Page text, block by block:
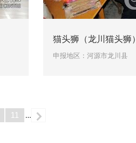
猫头狮（龙川猫头狮）
申报地区： 河源市龙川县
11 ...